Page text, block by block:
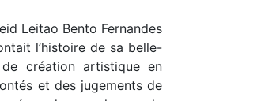
Leitao Bento Fernandes
l’histoire de sa belle-
création artistique en
et des jugements de